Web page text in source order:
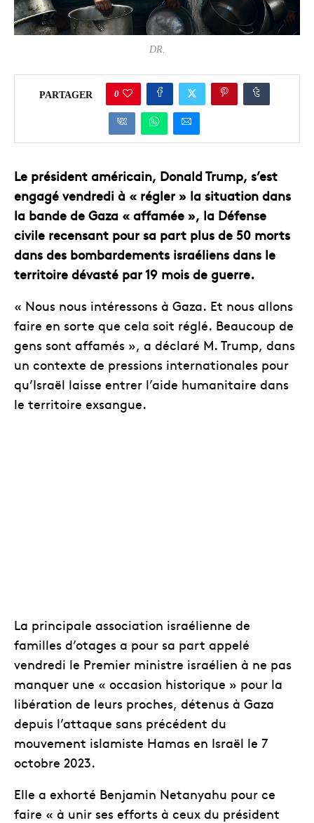
DR.
PARTAGER 0
Le président américain, Donald Trump, s’est
engagé vendredi à « régler » la situation dans
la bande de Gaza « affamée », la Défense
civile recensant pour sa part plus de 50 morts
dans des bombardements israéliens dans le
territoire dévasté par 19 mois de guerre.
« Nous nous intéressons à Gaza. Et nous allons
faire en sorte que cela soit réglé. Beaucoup de
gens sont affamés », a déclaré M. Trump, dans
un contexte de pressions internationales pour
qu’Israël laisse entrer l’aide humanitaire dans
le territoire exsangue.
La principale association israélienne de
familles d’otages a pour sa part appelé
vendredi le Premier ministre israélien à ne pas
manquer une « occasion historique » pour la
libération de leurs proches, détenus à Gaza
depuis l’attaque sans précédent du
mouvement islamiste Hamas en Israël le 7
octobre 2023.
Elle a exhorté Benjamin Netanyahu pour ce
faire « à unir ses efforts à ceux du président